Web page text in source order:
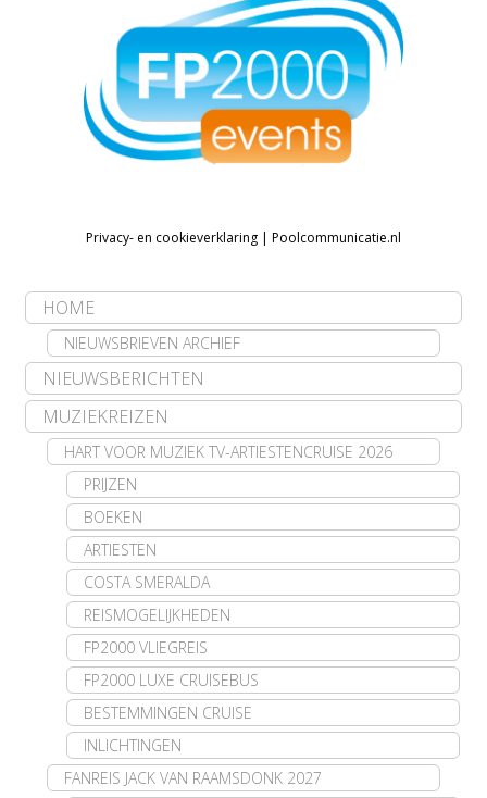
Privacy- en cookieverklaring | Poolcommunicatie.nl
HOME
NIEUWSBRIEVEN ARCHIEF
NIEUWSBERICHTEN
MUZIEKREIZEN
HART VOOR MUZIEK TV-ARTIESTENCRUISE 2026
PRIJZEN
BOEKEN
ARTIESTEN
COSTA SMERALDA
REISMOGELIJKHEDEN
FP2000 VLIEGREIS
FP2000 LUXE CRUISEBUS
BESTEMMINGEN CRUISE
INLICHTINGEN
FANREIS JACK VAN RAAMSDONK 2027